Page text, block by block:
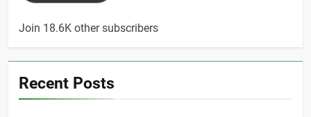
Join 18.6K other subscribers
Recent Posts